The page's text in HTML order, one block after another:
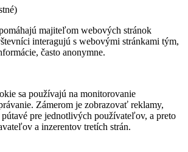
majiteľom webových stránok
interagujú s webovými stránkami tým,
často anonymne.
sa používajú na monitorovanie
Zámerom je zobrazovať reklamy,
pútavé pre jednotlivých používateľov, a preto
a inzerentov tretích strán.